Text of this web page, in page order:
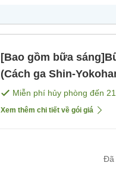
[Bao gồm bữa
(Cách ga Shin-
[Bữa sáng]
Miễn phí hủy phòng đến
Xem thêm chi tiết về gói giá
Đã